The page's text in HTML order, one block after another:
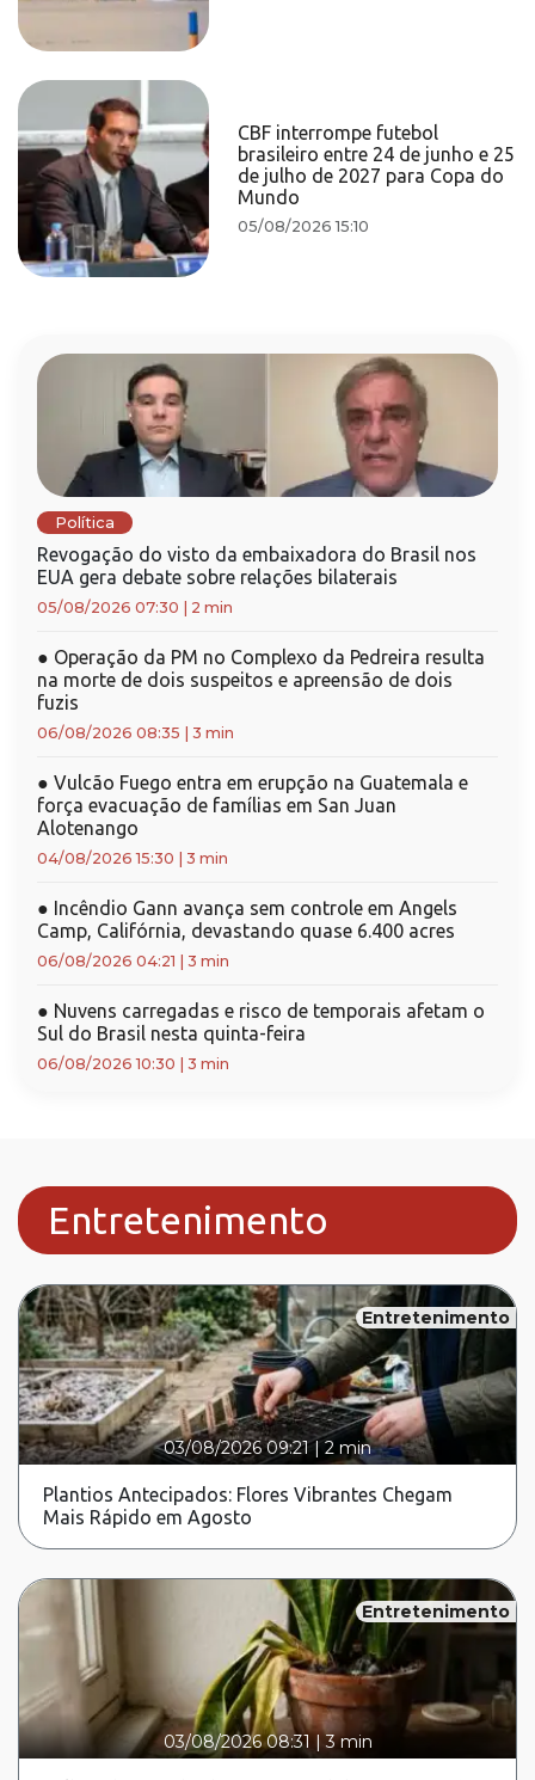
CBF interrompe futebol
brasileiro entre 24 de junho e 25
de julho de 2027 para Copa do
Mundo
05/08/2026 15:10
Política
Revogação do visto da embaixadora do Brasil nos
EUA gera debate sobre relações bilaterais
05/08/2026 07:30 2 min
● Operação da PM no Complexo da Pedreira resulta
na morte de dois suspeitos e apreensão de dois
fuzis
06/08/2026 08:35 3 min
● Vulcão Fuego entra em erupção na Guatemala e
força evacuação de famílias em San Juan
Alotenango
04/08/2026 15:30 3 min
● Incêndio Gann avança sem controle em Angels
Camp, Califórnia, devastando quase 6.400 acres
06/08/2026 04:21 3 min
● Nuvens carregadas e risco de temporais afetam o
Sul do Brasil nesta quinta-feira
06/08/2026 10:30 3 min
Entretenimento
Entretenimento
03/08/2026 09:21|2 min
Plantios Antecipados: Flores Vibrantes Chegam
Mais Rápido em Agosto
Entretenimento
03/08/2026 08:31 |3 min